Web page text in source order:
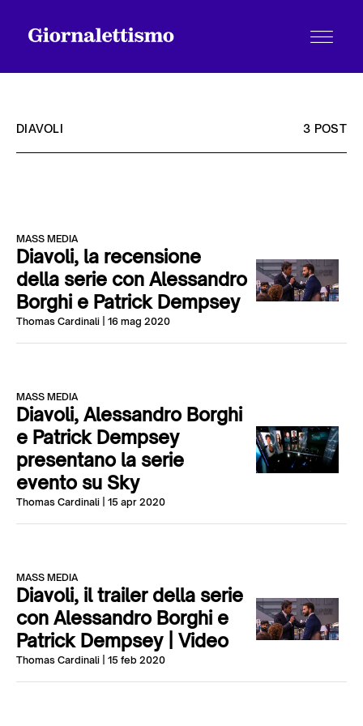
Chi siamo
Contatti
DIAVOLI 3 POST
MASS MEDIA
Diavoli, la recensione
della serie con Alessandro
Borghi e Patrick Dempsey
Thomas Cardinali | 16 mag 2020
MASS MEDIA
Diavoli, Alessandro Borghi
e Patrick Dempsey
presentano la serie
evento su Sky
Thomas Cardinali | 15 apr 2020
MASS MEDIA
Diavoli, il trailer della serie
con Alessandro Borghi e
Patrick Dempsey | Video
Thomas Cardinali | 15 feb 2020